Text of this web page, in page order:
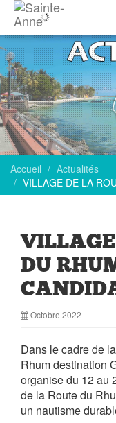
Accueil
Actualités
VILLAGE DE LA
DU
Octobre 2022
Dans le cadre de
Rhum destination
organise du 12 au
de la Route du
un nautisme